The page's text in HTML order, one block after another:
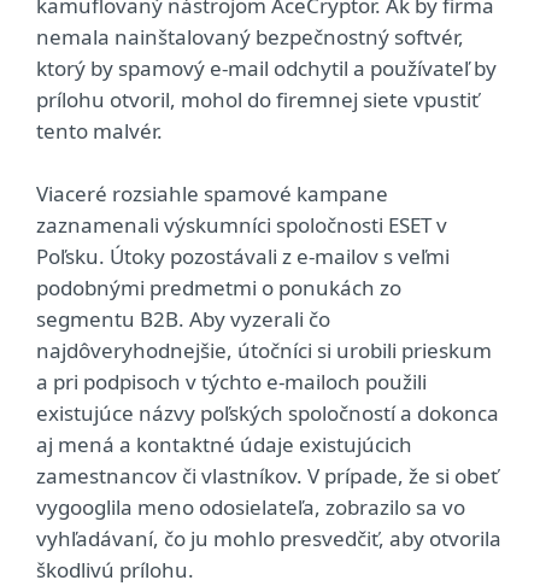
kamuflovaný nástrojom AceCryptor. Ak by firma
nemala nainštalovaný bezpečnostný softvér,
ktorý by spamový e-mail odchytil a používateľ by
prílohu otvoril, mohol do firemnej siete vpustiť
tento malvér.
Viaceré rozsiahle spamové kampane
zaznamenali výskumníci spoločnosti ESET v
Poľsku. Útoky pozostávali z e-mailov s veľmi
podobnými predmetmi o ponukách zo
segmentu B2B. Aby vyzerali čo
najdôveryhodnejšie, útočníci si urobili prieskum
a pri podpisoch v týchto e-mailoch použili
existujúce názvy poľských spoločností a dokonca
aj mená a kontaktné údaje existujúcich
zamestnancov či vlastníkov. V prípade, že si obeť
vygooglila meno odosielateľa, zobrazilo sa vo
vyhľadávaní, čo ju mohlo presvedčiť, aby otvorila
škodlivú prílohu.